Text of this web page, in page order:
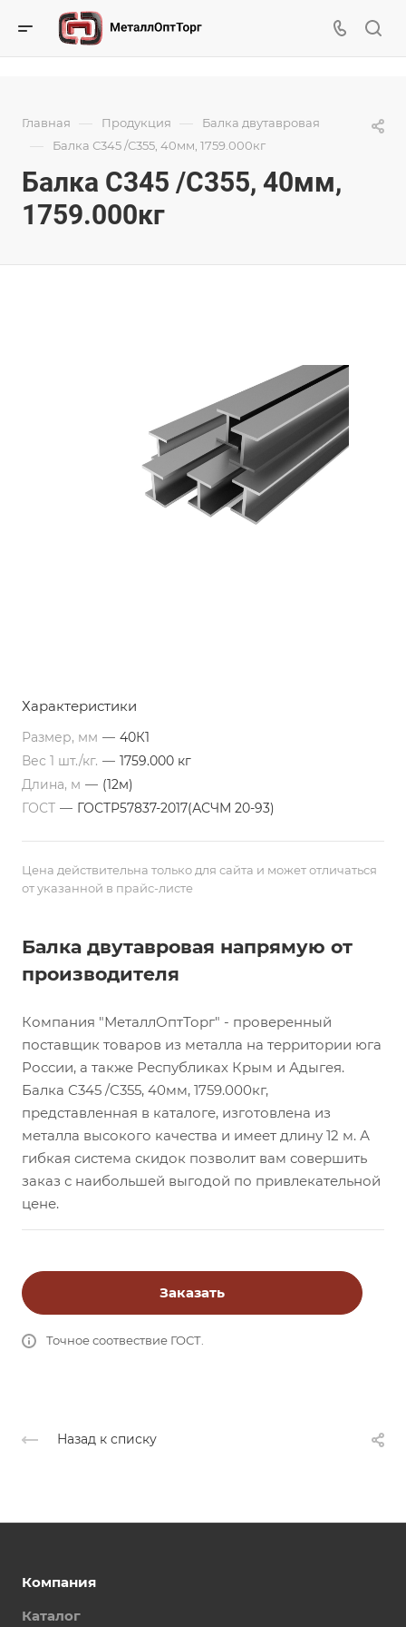
Главная — Продукция — Балка двутавровая
— Балка С345 /С355, 40мм, 1759.000кг
Балка С345 /С355, 40мм,
1759.000кг
Характеристики
Размер, мм — 40К1
Вес 1 шт./кг. — 1759.000 кг
Длина, м — (12м)
ГОСТ — ГОСТР57837-2017(АСЧМ 20-93)
Цена действительна только для сайта и может отличаться
от указанной в прайс-листе
Балка двутавровая напрямую от
производителя
Компания "МеталлОптТорг" - проверенный
поставщик товаров из металла на территории юга
России, а также Республиках Крым и Адыгея.
Балка С345 /С355, 40мм, 1759.000кг,
представленная в каталоге, изготовлена из
металла высокого качества и имеет длину 12 м. А
гибкая система скидок позволит вам совершить
заказ с наибольшей выгодой по привлекательной
цене.
Заказать
Точное соотвествие ГОСТ.
Назад к списку
Компания
Каталог